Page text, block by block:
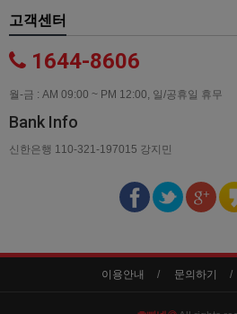
고객센터
1644-8606
월-금 : AM 09:00 ~ PM 12:00, 일/공휴일 휴무
Bank Info
신한은행 110-321-197015 강지민
이용안내 문의하기